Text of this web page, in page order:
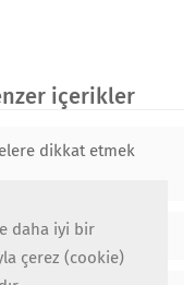
içerikler
dikkat etmek
daha iyi bir
çerez (cookie)